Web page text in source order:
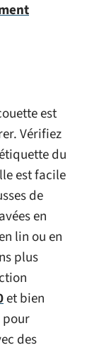
est
Vérifiez
du
est facile
de
en
lin ou en
plus
et bien
pour
des